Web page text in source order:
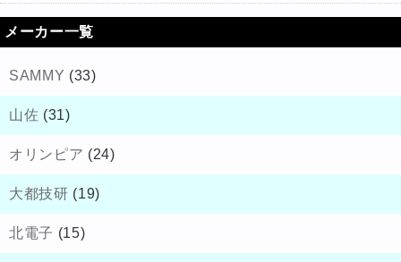
メーカー一覧
SAMMY (33)
山佐 (31)
オリンピア (24)
大都技研 (19)
北電子 (15)